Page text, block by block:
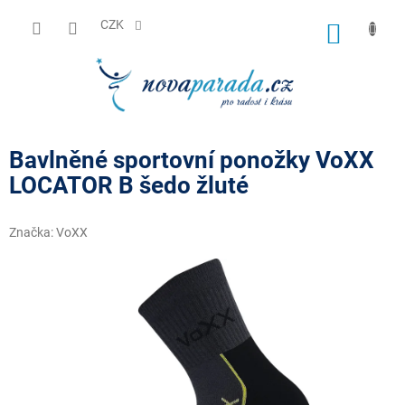
CZK
Bavlněné sportovní ponožky VoXX
LOCATOR B šedo žluté
Značka:VoXX